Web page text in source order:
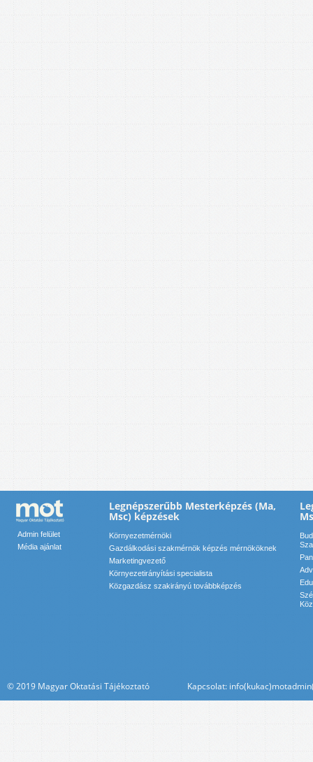
Admin felület
Média ajánlat
Legnépszerűbb Mesterképzés (Ma,
Msc) képzések
Környezetmérnöki
Gazdálkodási szakmérnök képzés mérnököknek
Marketingvezető
Környezetirányítási specialista
Közgazdász szakirányú továbbképzés
© 2019 Magyar Oktatási Tájékoztató Kapcsolat: